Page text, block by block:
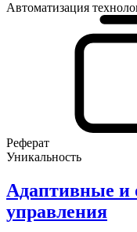
Автоматизация
Реферат
Уникальность
Адаптивные и
управления